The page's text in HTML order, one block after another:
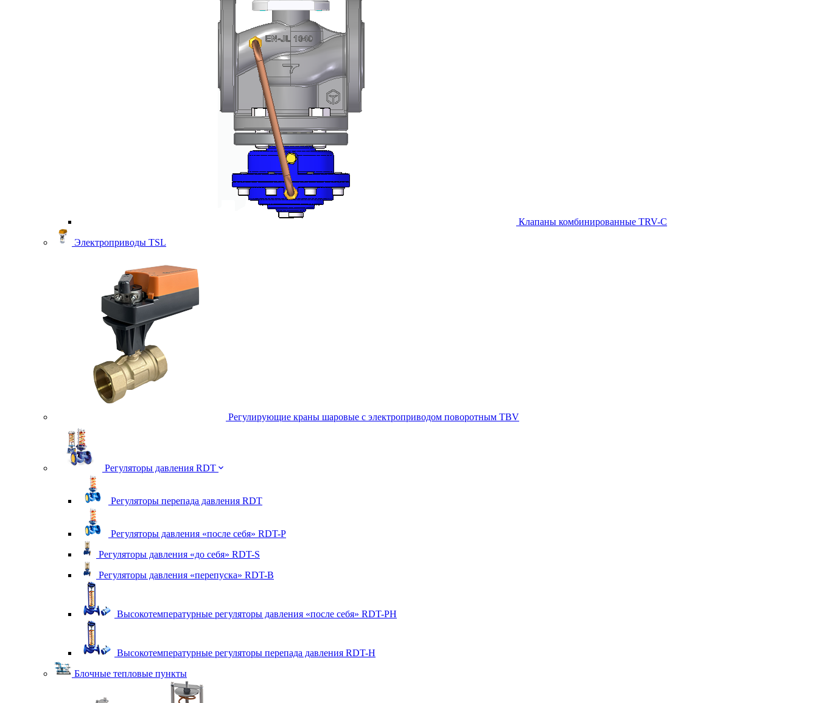
Клапаны комбинированные TRV-С
Электроприводы TSL
Регулирующие краны шаровые с электроприводом поворотным TBV
Регуляторы давления RDT
Регуляторы перепада давления RDT
Регуляторы давления «после себя» RDT-P
Регуляторы давления «до себя» RDT-S
Регуляторы давления «перепуска» RDT-B
Высокотемпературные регуляторы давления «после себя» RDT-PH
Высокотемпературные регуляторы перепада давления RDT-H
Блочные тепловые пункты